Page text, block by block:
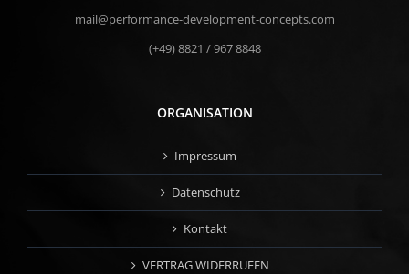
mail@performance-development-concepts.com
(+49) 8821 / 967 8848
ORGANISATION
Impressum
Datenschutz
Kontakt
VERTRAG WIDERRUFEN